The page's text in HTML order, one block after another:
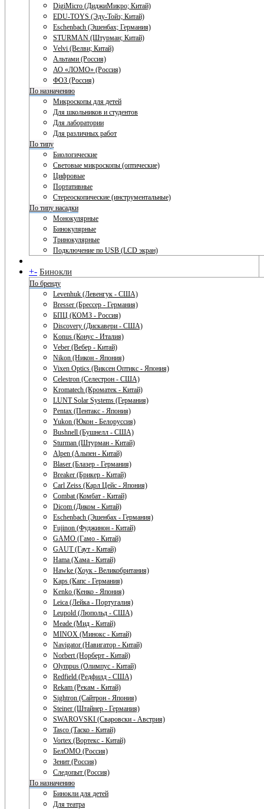
DigiMicro (ДиджиМикро; Китай)
EDU-TOYS (Эду-Тойз; Китай)
Eschenbach (Эшенбах; Германия)
STURMAN (Штурман; Китай)
Velvi (Велви; Китай)
Альтами (Россия)
АО «ЛОМО» (Россия)
ФОЗ (Россия)
По назначению
Микроскопы для детей
Для школьников и студентов
Для лаборатории
Для различных работ
По типу
Биологические
Световые микроскопы (оптические)
Цифровые
Портативные
Стереоскопические (инструментальные)
По типу насадки
Монокулярные
Бинокулярные
Тринокулярные
Подключение по USB (LCD экран)
+- Бинокли
По бренду
Levenhuk (Левенгук - США)
Bresser (Брессер - Германия)
БПЦ (КОМЗ - Россия)
Discovery (Дискавери - США)
Konus (Конус - Италия)
Veber (Вебер - Китай)
Nikon (Никон - Япония)
Vixen Optics (Виксен Оптикс - Япония)
Celestron (Селестрон - США)
Kromatech (Кроматек - Китай)
LUNT Solar Systems (Германия)
Pentax (Пентакс - Япония)
Yukon (Юкон - Белоруссия)
Bushnell (Бушнелл - США)
Sturman (Штурман - Китай)
Alpen (Альпен - Китай)
Blaser (Блазер - Германия)
Breaker (Брикер - Китай)
Carl Zeiss (Карл Цейс - Япония)
Combat (Комбат - Китай)
Dicom (Диком - Китай)
Eschenbach (Эшенбах - Германия)
Fujinon (Фуджинон - Китай)
GAMO (Гамо - Китай)
GAUT (Гаут - Китай)
Hama (Хама - Китай)
Hawke (Хоук - Великобритания)
Kaps (Капс - Германия)
Kenko (Кенко - Япония)
Leica (Лейка - Португалия)
Leupold (Люпольд - США)
Meade (Мид - Китай)
MINOX (Минокс - Китай)
Navigator (Навигатор - Китай)
Norbert (Норберт - Китай)
Olympus (Олимпус - Китай)
Redfield (Редфилд - США)
Rekam (Рекам - Китай)
Sightron (Сайтрон - Япония)
Steiner (Штайнер - Германия)
SWAROVSKI (Сваровски - Австрия)
Tasco (Таско - Китай)
Vortex (Вортекс - Китай)
БелОМО (Россия)
Зенит (Россия)
Следопыт (Россия)
По назначению
Бинокли для детей
Для театра